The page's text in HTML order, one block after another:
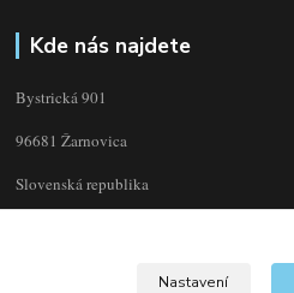
Kde nás najdete
Bystrická 901
96681 Žarnovica
Slovenská republika
Nastavení